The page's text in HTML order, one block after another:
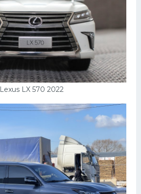
Lexus LX 570 2022